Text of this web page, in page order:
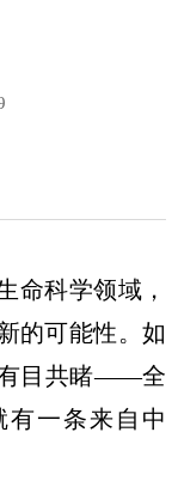
命科学领域，
的可能性。如
有目共睹——全
一条来自中